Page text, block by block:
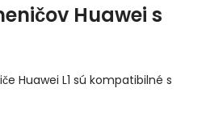
Huawei s
Huawei L1 sú kompatibilné s